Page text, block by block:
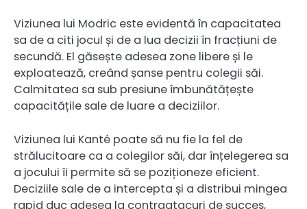
Viziunea lui Modric este evidentă în capacitatea
sa de a citi jocul și de a lua decizii în fracțiuni de
secundă. El găsește adesea zone libere și le
exploatează, creând șanse pentru colegii săi.
Calmitatea sa sub presiune îmbunătățește
capacitățile sale de luare a deciziilor.
Viziunea lui Kanté poate să nu fie la fel de
strălucitoare ca a colegilor săi, dar înțelegerea sa
a jocului îi permite să se poziționeze eficient.
Deciziile sale de a intercepta și a distribui mingea
rapid duc adesea la contraatacuri de succes,